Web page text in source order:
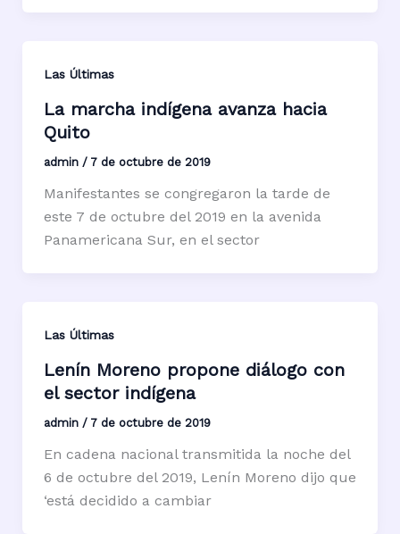
Las Últimas
La marcha indígena avanza hacia
Quito
admin / 7 de octubre de 2019
Manifestantes se congregaron la tarde de
este 7 de octubre del 2019 en la avenida
Panamericana Sur, en el sector
Las Últimas
Lenín Moreno propone diálogo con
el sector indígena
admin / 7 de octubre de 2019
En cadena nacional transmitida la noche del
6 de octubre del 2019, Lenín Moreno dijo que
‘está decidido a cambiar